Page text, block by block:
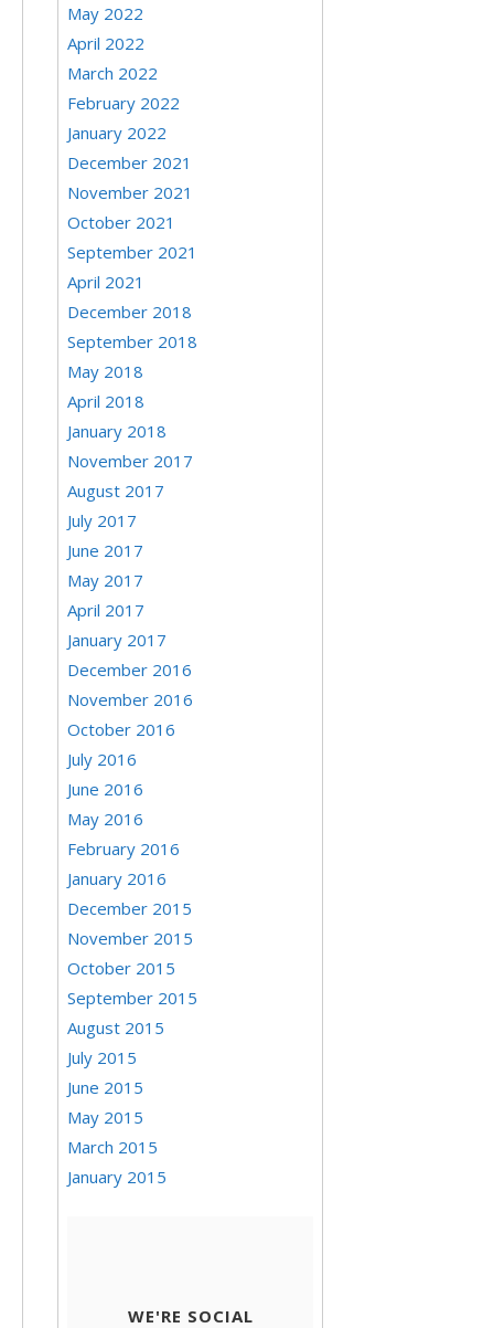
May 2022
April 2022
March 2022
February 2022
January 2022
December 2021
November 2021
October 2021
September 2021
April 2021
December 2018
September 2018
May 2018
April 2018
January 2018
November 2017
August 2017
July 2017
June 2017
May 2017
April 2017
January 2017
December 2016
November 2016
October 2016
July 2016
June 2016
May 2016
February 2016
January 2016
December 2015
November 2015
October 2015
September 2015
August 2015
July 2015
June 2015
May 2015
March 2015
January 2015
WE'RE SOCIAL